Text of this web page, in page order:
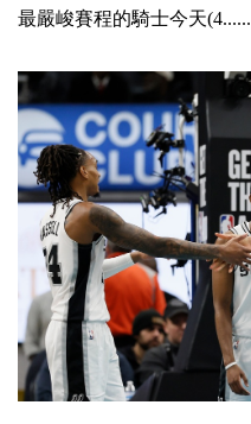
最嚴峻賽程的騎士今天(4......